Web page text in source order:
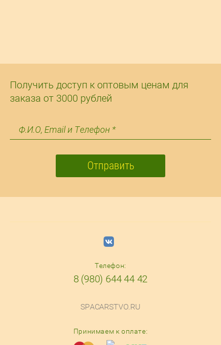
Получить доступ к оптовым ценам для
заказа от 3000 рублей
Отправить
Телефон:
8 (980) 644 44 42
SPACARSTVO.RU
Принимаем к оплате: